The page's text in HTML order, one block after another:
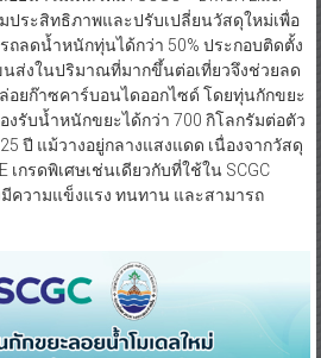
มประสิทธิภาพและปรับเปลี่ยนวัสดุใหม่เพื่อ
ถลดน้ำหนักทุ่นได้กว่า 50% ประกอบติดตั้ง
ส่งในปริมาณที่มากขึ้นต่อเที่ยวจึงช่วยลด
อยก๊าซคาร์บอนไดออกไซด์ โดยทุ่นกักขยะ
งรับน้ำหนักขยะได้กว่า 700 กิโลกรัมต่อตัว
ปี แม้วางอยู่กลางแสงแดด เนื่องจากวัสดุ
กรดพิเศษเช่นเดียวกับที่ใช้ใน SCGC
มีความแข็งแรง ทนทาน และสามารถ